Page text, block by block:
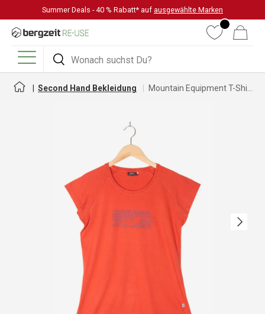
DIREKT ZUM INHALT
Summer Deals - 40 % Rabatt* auf ausgewählte Marken
Suchen
Suchen
WunschlisteWarenkorb
Menü
Second Hand Bekleidung
Nächste